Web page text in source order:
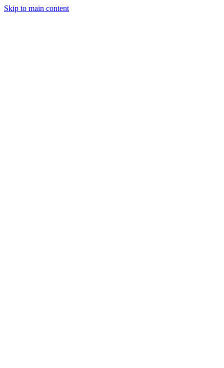
Skip to main content